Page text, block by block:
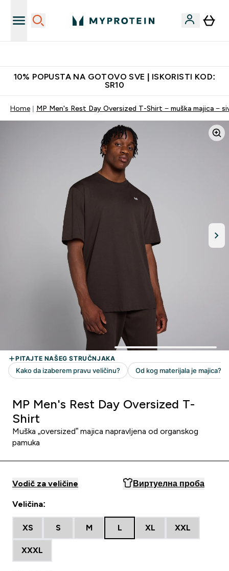
10% POPUSTA NA GOTOVO SVE | ISKORISTI KOD:
SR10
Home MP Men's Rest Day Oversized T-Shirt − muška majica −
MP Men's Rest Day Oversized T-
Shirt
Muška „oversized” majica napravljena od organskog
pamuka
Vodič za veličine Виртуелна проба
Veličina:
XS S M L XL XXL
XXXL